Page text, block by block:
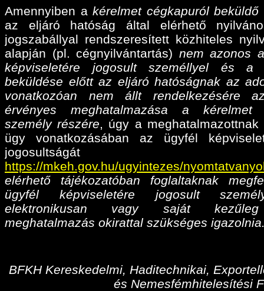
Amennyiben akérelmet cégkapuról beküldő
az eljáró hatóság által elérhető
jogszabállyal rendszeresített közhiteles
alapján (pl. cégnyilvántartás) nem azonos
képviseletére jogosult személlyel és a
beküldése előtt az eljáró hatóságnak az
vonatkozóan nem állt rendelkezésére
érvényes meghatalmazása
a kérelmet
személy részére, úgy a meghatalmazottnak
ügy vonatkozásában az ügyfél
https://mkeh.gov.hu/ugyintezes/
elérhető tájékozatóban foglaltaknak
ügyfél képviseletére jogosult
elektronikusan vagy saját
meghatalmazás okirattal szükséges
BFKH Kereskedelmi, Haditechnikai,
és Nemesfémhitelesítési